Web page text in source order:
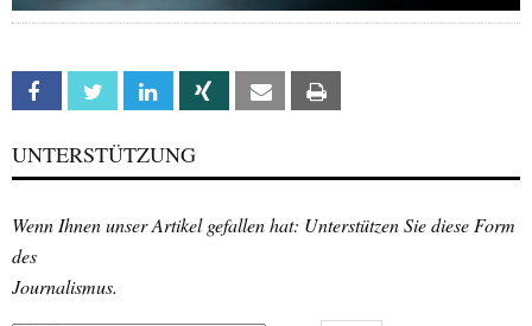
Facebook Twitter Linkedin Xing Email
UNTERSTÜTZUNG
Wenn Ihnen unser Artikel gefallen hat: Unterstützen Sie diese Form
des
Journalismus.